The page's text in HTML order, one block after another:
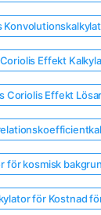
Effekt
Coriolis Effekt
för kosmisk
för Kostnad